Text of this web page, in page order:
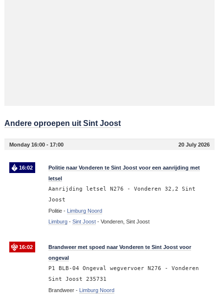
Andere oproepen uit Sint Joost
Monday 16:00 - 17:00 20 July 2026
16:02
Politie naar Vonderen te Sint Joost voor een aanrijding met
letsel
Aanrijding letsel N276 - Vonderen 32,2 Sint
Joost
Politie - Limburg Noord
Limburg- Sint Joost- Vonderen, Sint Joost
16:02
Brandweer met spoed naar Vonderen te Sint Joost voor
ongeval
P1 BLB-04 Ongeval wegvervoer N276 - Vonderen
Sint Joost 235731
Brandweer - Limburg Noord